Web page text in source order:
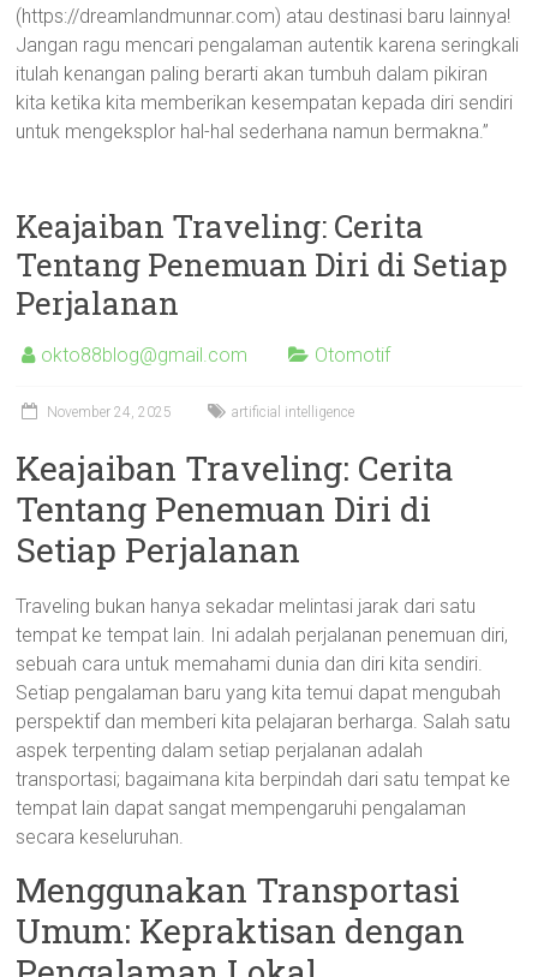
(https://dreamlandmunnar.com) atau destinasi baru lainnya!
Jangan ragu mencari pengalaman autentik karena seringkali
itulah kenangan paling berarti akan tumbuh dalam pikiran
kita ketika kita memberikan kesempatan kepada diri sendiri
untuk mengeksplor hal-hal sederhana namun bermakna.”
Keajaiban Traveling: Cerita
Tentang Penemuan Diri di Setiap
Perjalanan
okto88blog@gmail.com Otomotif
November 24, 2025 artificial intelligence
Keajaiban Traveling: Cerita
Tentang Penemuan Diri di
Setiap Perjalanan
Traveling bukan hanya sekadar melintasi jarak dari satu
tempat ke tempat lain. Ini adalah perjalanan penemuan diri,
sebuah cara untuk memahami dunia dan diri kita sendiri.
Setiap pengalaman baru yang kita temui dapat mengubah
perspektif dan memberi kita pelajaran berharga. Salah satu
aspek terpenting dalam setiap perjalanan adalah
transportasi; bagaimana kita berpindah dari satu tempat ke
tempat lain dapat sangat mempengaruhi pengalaman
secara keseluruhan.
Menggunakan Transportasi
Umum: Kepraktisan dengan